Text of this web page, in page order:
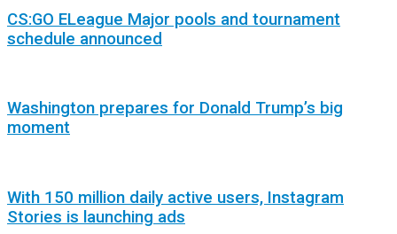
CS:GO ELeague Major pools and tournament
schedule announced
Washington prepares for Donald Trump’s big
moment
With 150 million daily active users, Instagram
Stories is launching ads